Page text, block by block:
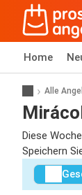
Home
Alle
Diese
Speichern